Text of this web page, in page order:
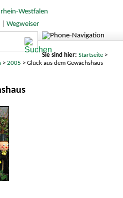
| Wegweiser
Sie sind hier: Startseite>
> 2005 > Glück aus dem Gewächshaus